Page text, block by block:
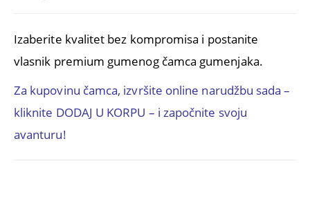
Izaberite kvalitet bez kompromisa i postanite
vlasnik premium gumenog čamca gumenjaka.
Za kupovinu čamca, izvršite online narudžbu sada –
kliknite DODAJ U KORPU – i započnite svoju
avanturu!